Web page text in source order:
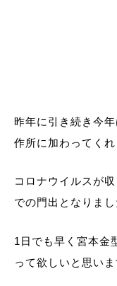
昨年に引き続き今
作所に加わってくれ
コロナウイルスが
での門出となりまし
1日でも早く宮本金
って欲しいと思いま